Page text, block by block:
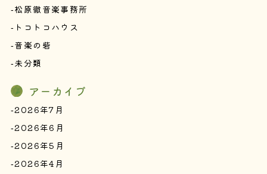
松原徹音楽事務所
トコトコハウス
音楽の砦
未分類
アーカイブ
2026年7月
2026年6月
2026年5月
2026年4月